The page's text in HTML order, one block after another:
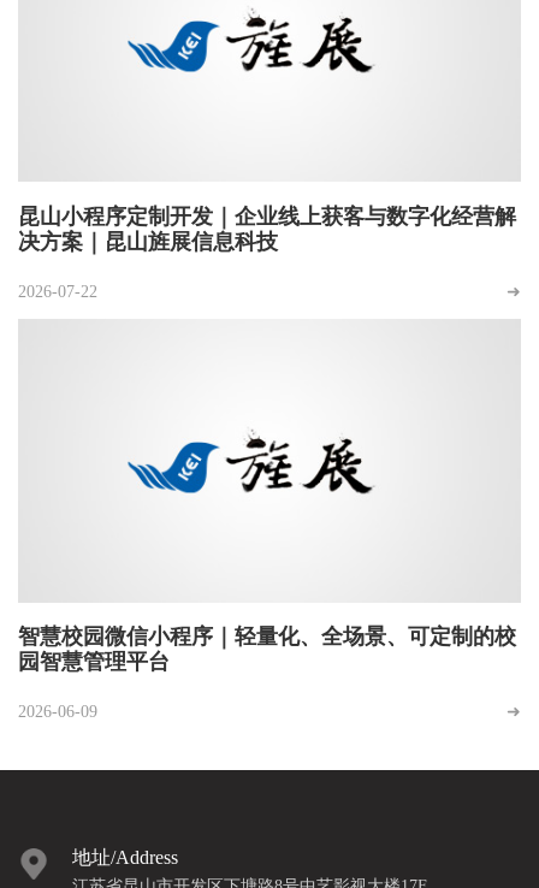
昆山小程序定制开发｜企业线上获客与数字化经营解
决方案｜昆山旌展信息科技
2026-07-22 ➜
智慧校园微信小程序｜轻量化、全场景、可定制的校
园智慧管理平台
2026-06-09 ➜
地址/Address